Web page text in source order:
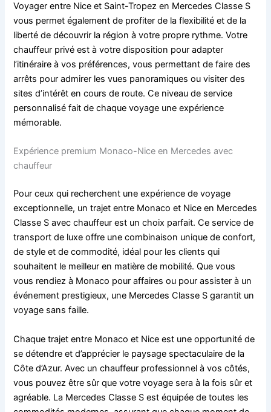
Voyager entre Nice et Saint-Tropez en Mercedes Classe S
vous permet également de profiter de la flexibilité et de la
liberté de découvrir la région à votre propre rythme. Votre
chauffeur privé est à votre disposition pour adapter
l’itinéraire à vos préférences, vous permettant de faire des
arrêts pour admirer les vues panoramiques ou visiter des
sites d’intérêt en cours de route. Ce niveau de service
personnalisé fait de chaque voyage une expérience
mémorable.
Expérience premium Monaco-Nice en Mercedes avec
chauffeur
Pour ceux qui recherchent une expérience de voyage
exceptionnelle, un trajet entre Monaco et Nice en Mercedes
Classe S avec chauffeur est un choix parfait. Ce service de
transport de luxe offre une combinaison unique de confort,
de style et de commodité, idéal pour les clients qui
souhaitent le meilleur en matière de mobilité. Que vous
vous rendiez à Monaco pour affaires ou pour assister à un
événement prestigieux, une Mercedes Classe S garantit un
voyage sans faille.
Chaque trajet entre Monaco et Nice est une opportunité de
se détendre et d’apprécier le paysage spectaculaire de la
Côte d’Azur. Avec un chauffeur professionnel à vos côtés,
vous pouvez être sûr que votre voyage sera à la fois sûr et
agréable. La Mercedes Classe S est équipée de toutes les